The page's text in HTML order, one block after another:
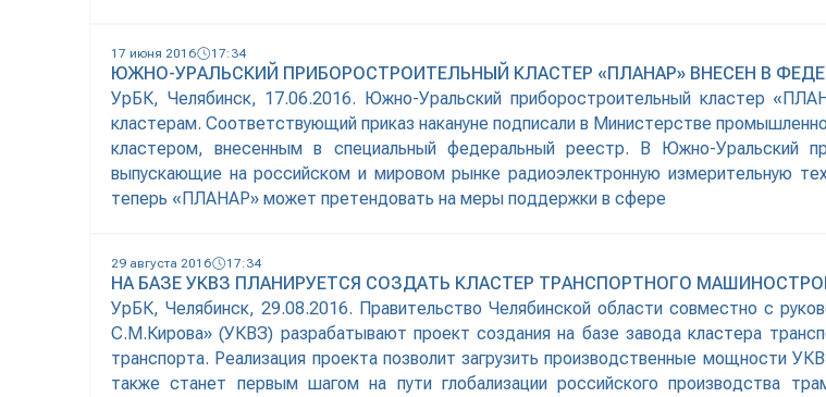
17 июня 2016 17:34
ЮЖНО-УРАЛЬСКИЙ ПРИБОРОСТРОИТЕЛЬНЫЙ КЛАСТЕР «ПЛАНАР» ВНЕСЕН В
УрБК, Челябинск, 17.06.2016. Южно-Уральский приборостроительный кластер
кластерам. Соответствующий приказ накануне подписали в Министерстве
кластером, внесенным в специальный федеральный реестр. В Южно-Уральский
выпускающие на российском и мировом рынке радиоэлектронную измерительную
теперь «ПЛАНАР» может претендовать на меры поддержки в сфере
29 августа 2016 17:34
НА БАЗЕ УКВЗ ПЛАНИРУЕТСЯ СОЗДАТЬ КЛАСТЕР ТРАНСПОРТНОГО
УрБК, Челябинск, 29.08.2016. Правительство Челябинской области совместно с
С.М.Кирова» (УКВЗ) разрабатывают проект создания на базе завода кластера
транспорта. Реализация проекта позволит загрузить производственные мощности
также станет первым шагом на пути глобализации российского производства